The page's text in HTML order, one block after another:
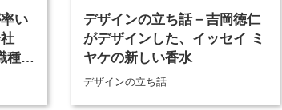
い
種を
デザインの立ち話－吉岡徳仁
がデザインした、イッセイ ミ
ヤケの新しい香水
デザインの立ち話